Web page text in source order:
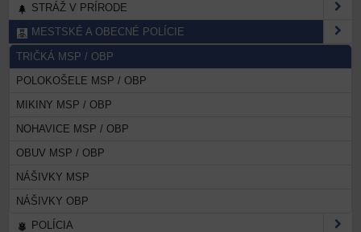
STRÁŽ V PRÍRODE
MESTSKÉ A OBECNÉ POLÍCIE
TRIČKÁ MSP / OBP
POLOKOŠELE MSP / OBP
MIKINY MSP / OBP
NOHAVICE MSP / OBP
OBUV MSP / OBP
NÁŠIVKY MSP
NÁŠIVKY OBP
POLÍCIA